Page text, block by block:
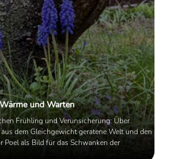
und Warten
Frühling und Verunsicherung: Über
dem Gleichgewicht geratene Welt und den
Poel als Bild für das Schwanken der